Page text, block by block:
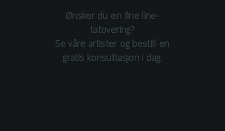
Ønsker du en fine line-
tatovering?
Se våre artister og bestill en
gratis konsultasjon i dag.